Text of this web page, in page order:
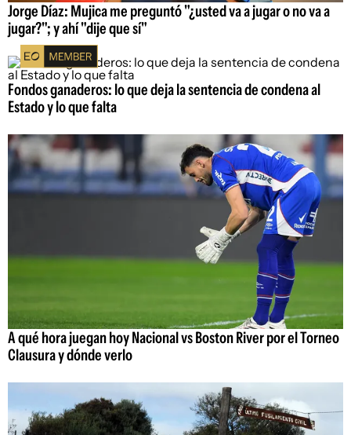
Jorge Díaz: Mujica me preguntó "¿usted va a jugar o no va a
jugar?"; y ahí "dije que sí"
Fondos ganaderos: lo que deja la sentencia de condena al
Estado y lo que falta
A qué hora juegan hoy Nacional vs Boston River por el Torneo
Clausura y dónde verlo